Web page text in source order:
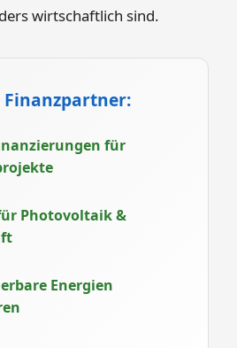
wirtschaftlich sind.
Finanzpartner:
für
Photovoltaik &
Energien